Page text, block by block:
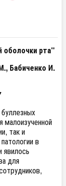
оболочки рта"
Бабиченко И.
буллезных
малоизученной
так и
в
явилось
для